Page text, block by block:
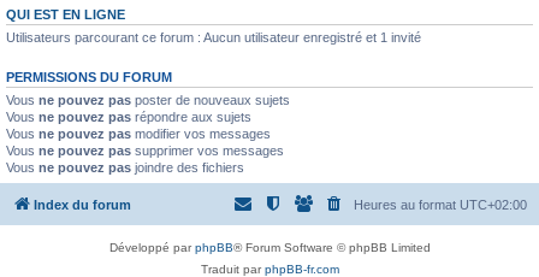
QUI EST EN LIGNE
Utilisateurs parcourant ce forum : Aucun utilisateur enregistré et 1 invité
PERMISSIONS DU FORUM
Vous ne pouvez pas poster de nouveaux sujets
Vous ne pouvez pas répondre aux sujets
Vous ne pouvez pas modifier vos messages
Vous ne pouvez pas supprimer vos messages
Vous ne pouvez pas joindre des fichiers
Index du forum Heures au format UTC+02:00
Développé parphpBB® Forum Software © phpBB Limited
Traduit parphpBB-fr.com